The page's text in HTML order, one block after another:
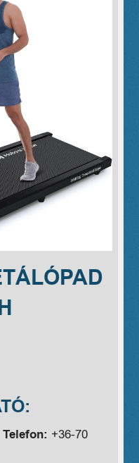
Telefon: +36-70